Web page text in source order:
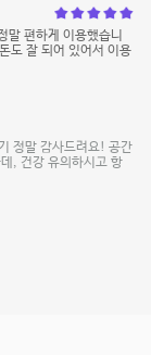
말 편하게 이용했습니
도 잘 되어 있어서 이용
정말 감사드려요! 공간
, 건강 유의하시고 항